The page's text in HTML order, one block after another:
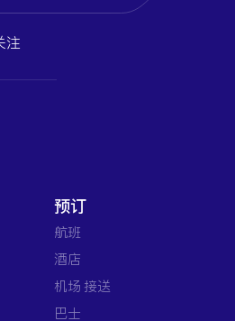
注
预订
航班
酒店
机场 接送
巴士